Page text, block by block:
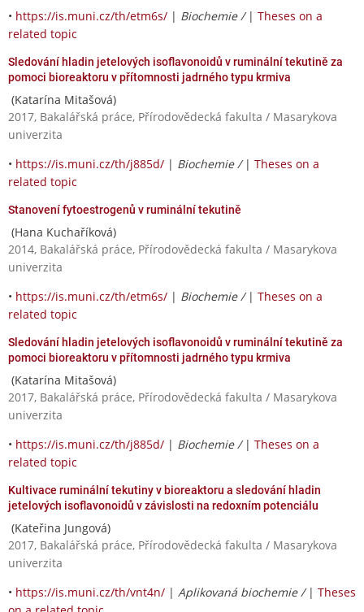
• https://is.muni.cz/th/etm6s/ | Biochemie / | Theses on a
related topic
Sledování hladin jetelových isoflavonoidů v ruminální tekutině za
pomoci bioreaktoru v přítomnosti jadrného typu krmiva
(Katarína Mitašová)
2017, Bakalářská práce, Přírodovědecká fakulta / Masarykova
univerzita
• https://is.muni.cz/th/j885d/ | Biochemie / | Theses on a
related topic
Stanovení fytoestrogenů v ruminální tekutině
(Hana Kuchaříková)
2014, Bakalářská práce, Přírodovědecká fakulta / Masarykova
univerzita
• https://is.muni.cz/th/etm6s/ | Biochemie / | Theses on a
related topic
Sledování hladin jetelových isoflavonoidů v ruminální tekutině za
pomoci bioreaktoru v přítomnosti jadrného typu krmiva
(Katarína Mitašová)
2017, Bakalářská práce, Přírodovědecká fakulta / Masarykova
univerzita
• https://is.muni.cz/th/j885d/ | Biochemie / | Theses on a
related topic
Kultivace ruminální tekutiny v bioreaktoru a sledování hladin
jetelových isoflavonoidů v závislosti na redoxním potenciálu
(Kateřina Jungová)
2017, Bakalářská práce, Přírodovědecká fakulta / Masarykova
univerzita
• https://is.muni.cz/th/vnt4n/ | Aplikovaná biochemie / | Theses